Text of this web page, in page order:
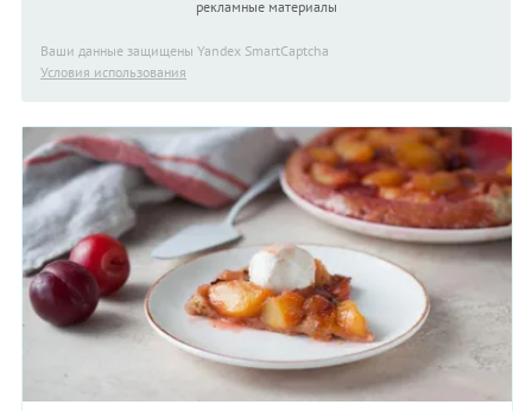
рекламные материалы
Ваши данные защищены Yandex SmartCaptcha
Условия использования